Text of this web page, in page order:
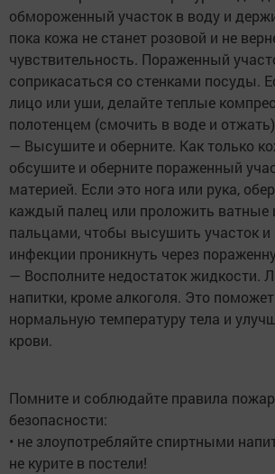
обмороженный участок в воду и
пока кожа не станет розовой и не
чувствительность. Пораженный
соприкасаться со стенками посуды.
лицо или уши, делайте теплые
полотенцем (смочить в воде и отжать)
— Высушите и оберните. Как только
обсушите и оберните пораженный
материей. Если это нога или рука,
каждый палец или проложить
пальцами, чтобы высушить участок и
инфекции проникнуть через
— Восполните недостаток жидкости.
напитки, кроме алкоголя. Это
нормальную температуру тела и
крови.
Помните и соблюдайте правила
безопасности:
• не злоупотребляйте спиртными
не курите в постели!